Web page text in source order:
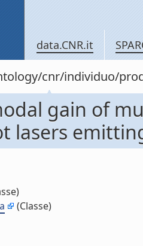
data.CNR.it
cnr/individuo/
gain of
lasers
(Classe)